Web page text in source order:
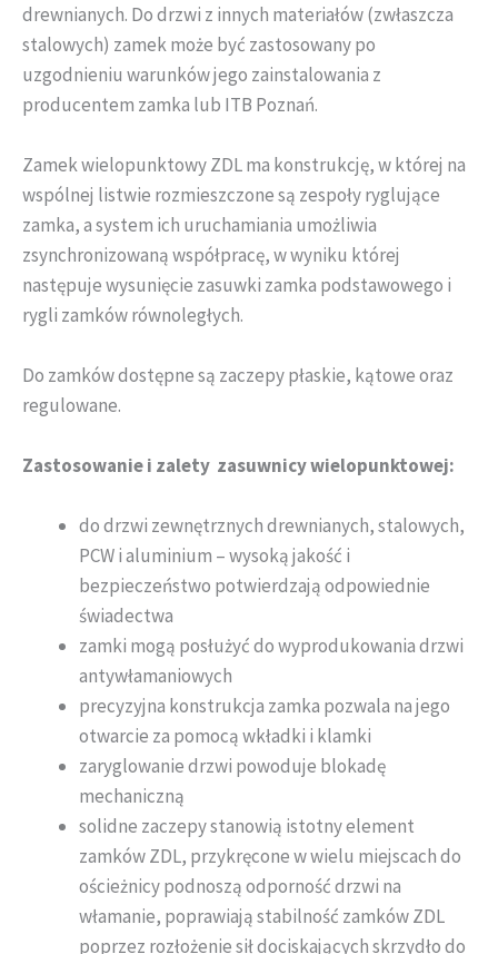
drewnianych. Do drzwi z innych materiałów (zwłaszcza
stalowych) zamek może być zastosowany po
uzgodnieniu warunków jego zainstalowania z
producentem zamka lub ITB Poznań.
Zamek wielopunktowy ZDL ma konstrukcję, w której na
wspólnej listwie rozmieszczone są zespoły ryglujące
zamka, a system ich uruchamiania umożliwia
zsynchronizowaną współpracę, w wyniku której
następuje wysunięcie zasuwki zamka podstawowego i
rygli zamków równoległych.
Do zamków dostępne są zaczepy płaskie, kątowe oraz
regulowane.
Zastosowanie i zalety zasuwnicy wielopunktowej:
do drzwi zewnętrznych drewnianych, stalowych,
PCW i aluminium – wysoką jakość i
bezpieczeństwo potwierdzają odpowiednie
świadectwa
zamki mogą posłużyć do wyprodukowania drzwi
antywłamaniowych
precyzyjna konstrukcja zamka pozwala na jego
otwarcie za pomocą wkładki i klamki
zaryglowanie drzwi powoduje blokadę
mechaniczną
solidne zaczepy stanowią istotny element
zamków ZDL, przykręcone w wielu miejscach do
ościeżnicy podnoszą odporność drzwi na
włamanie, poprawiają stabilność zamków ZDL
poprzez rozłożenie sił dociskających skrzydło do